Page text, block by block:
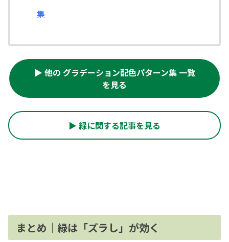
集
▶ 他の グラデーション配色パターン集 一覧
を見る
▶ 緑に関する記事を見る
まとめ｜緑は「ズラし」が効く